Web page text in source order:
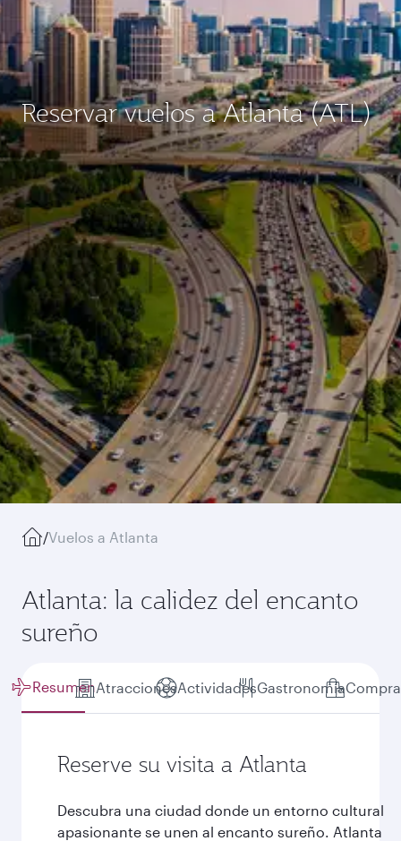
Reservar vuelos a Atlanta (ATL)
/Vuelos a Atlanta
Atlanta: la calidez del encanto
sureño
ResumenAtraccionesActividadesGastronomía
Reserve su visita a Atlanta
Descubra una ciudad donde un entorno cultural
apasionante se unen al encanto sureño. Atlanta